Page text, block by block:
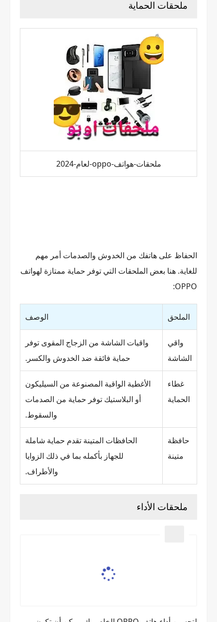
ملحقات الحماية
ملحقات-هواتف-oppo-لعام-2024
الحفاظ على هاتفك من الخدوش والصدمات أمر مهم
للغاية. هنا بعض الملحقات التي توفر حماية ممتازة لهواتف
OPPO:
الملحق الوصف
واقي
الشاشة
واقيات الشاشة من الزجاج المقوى توفر
حماية فائقة ضد الخدوش والكسر.
غطاء
الحماية
الأغطية الواقية المصنوعة من السيليكون
أو البلاستيك توفر حماية من الصدمات
والسقوط.
حافظة
متينة
الحافظات المتينة تقدم حماية شاملة
للجهاز بأكمله بما في ذلك الزوايا
والأطراف.
ملحقات الأداء